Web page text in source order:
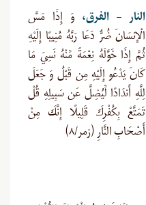
النار –الفرق، وَ إِذَا مَسَّ
الْإِنسَانَ ضُرٌّ دَعَا رَبَّهُ مُنِيبًا إِلَيْهِ
ثُمَّ إِذَا خَوَّلَهُ نِعْمَةً مِّنْهُ نَسِيَ مَا
كَانَ يَدْعُو إِلَيْهِ مِن قَبْلُ وَ جَعَلَ
لِلَّهِ أَندَادًا لِّيُضِلَّ عَن سَبِيلِهِ قُلْ
تَمَتَّعْ بِكُفْرِكَ قَلِيلًا إِنَّكَ مِنْ
أَصْحَابِ النَّارِ (زمر/۸)